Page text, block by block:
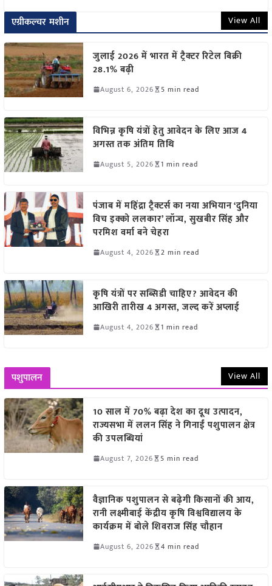
एग्रीकल्चर मशीन View All
जुलाई 2026 में भारत में ट्रैक्टर रिटेल बिक्री
28.1% बढ़ी
August 6, 2026 5 min read
विभिन्न कृषि यंत्रों हेतु आवेदन के लिए आज 4
अगस्त तक अंतिम तिथि
August 5, 2026 1 min read
पंजाब में महिंद्रा ट्रैक्टर्स का नया अभियान ‘दुनिया
विच इक्को ललकार’ लॉन्च, सुखबीर सिंह और
परमिश वर्मा बने चेहरा
August 4, 2026 2 min read
कृषि यंत्रों पर सब्सिडी चाहिए? आवेदन की
आखिरी तारीख 4 अगस्त, जल्द करें अप्लाई
August 4, 2026 1 min read
पशुपालन View All
10 साल में 70% बढ़ा देश का दूध उत्पादन,
राज्यसभा में ललन सिंह ने गिनाईं पशुपालन क्षेत्र
की उपलब्धियां
August 7, 2026 5 min read
वैज्ञानिक पशुपालन से बढ़ेगी किसानों की आय,
रानी लक्ष्मीबाई केंद्रीय कृषि विश्वविद्यालय के
कार्यक्रम में बोले शिवराज सिंह चौहान
August 6, 2026 4 min read